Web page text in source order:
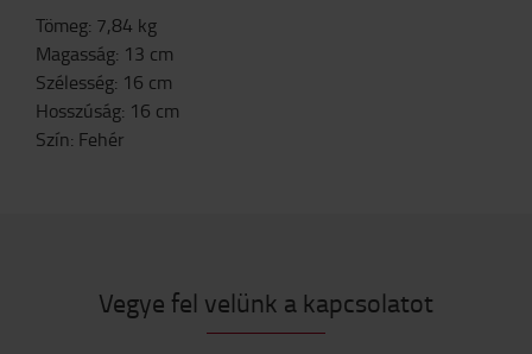
Tömeg: 7,84 kg
Magasság: 13 cm
Szélesség: 16 cm
Hosszúság: 16 cm
Szín: Fehér
Vegye fel velünk a kapcsolatot